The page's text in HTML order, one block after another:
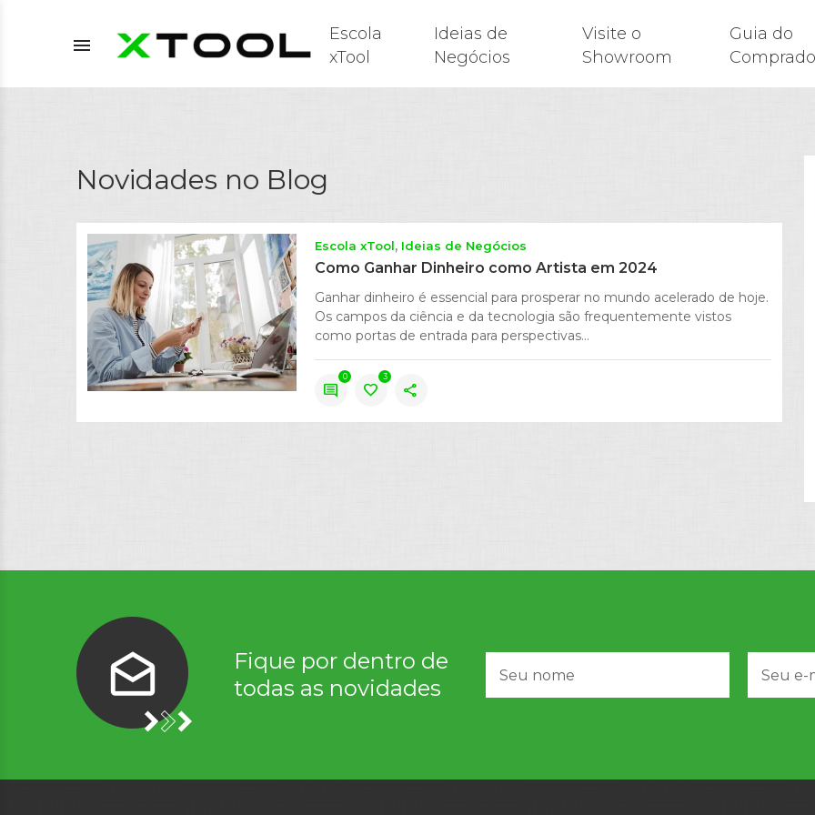
menu
Escola
xTool
Ideias de
Negócios
Visite o
Showroom
Guia do
Novidades no Blog
Escola xTool Ideias de Negócios
Como Ganhar Dinheiro como Artista em 2024
Ganhar dinheiro é essencial para prosperar no mundo acelerado de hoje.
Os campos da ciência e da tecnologia são frequentemente vistos
como portas de entrada para perspectivas...
comment
0
favorite
3
share
Fique por dentro de
todas as novidades